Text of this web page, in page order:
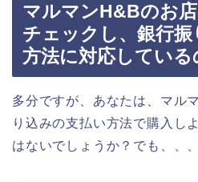
マルマンH&Bのお
チェックし、銀行
方法に対応している
多分ですが、あなたは、マル
り込みの支払い方法で購入し
はないでしょうか？でも、、、